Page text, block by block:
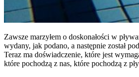
Zawsze marzyłem o doskonałości w
wydany, jak podano, a następnie został
Teraz ma doświadczenie, które jest
które pochodzą z nas, które pochodzą z